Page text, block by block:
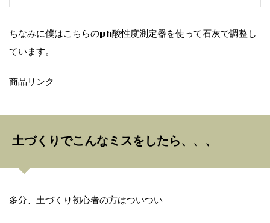
ちなみに僕はこちらのph酸性度測定器を使って石灰で調整し
ています。
商品リンク
土づくりでこんなミスをしたら、、、
多分、土づくり初心者の方はついつい